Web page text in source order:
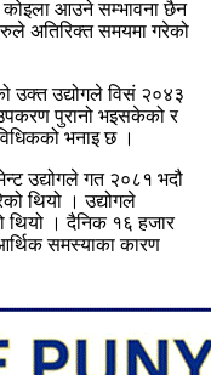
आउने सम्भावना छैन
अतिरिक्त समयमा गरेको
उक्त उद्योगले विसं २०४३
पुरानो भइसकेको र
भनाइ छ ।
उद्योगले गत २०८१ भदौ
थियो । उद्योगले
थियो । दैनिक १६ हजार
आर्थिक समस्याका कारण